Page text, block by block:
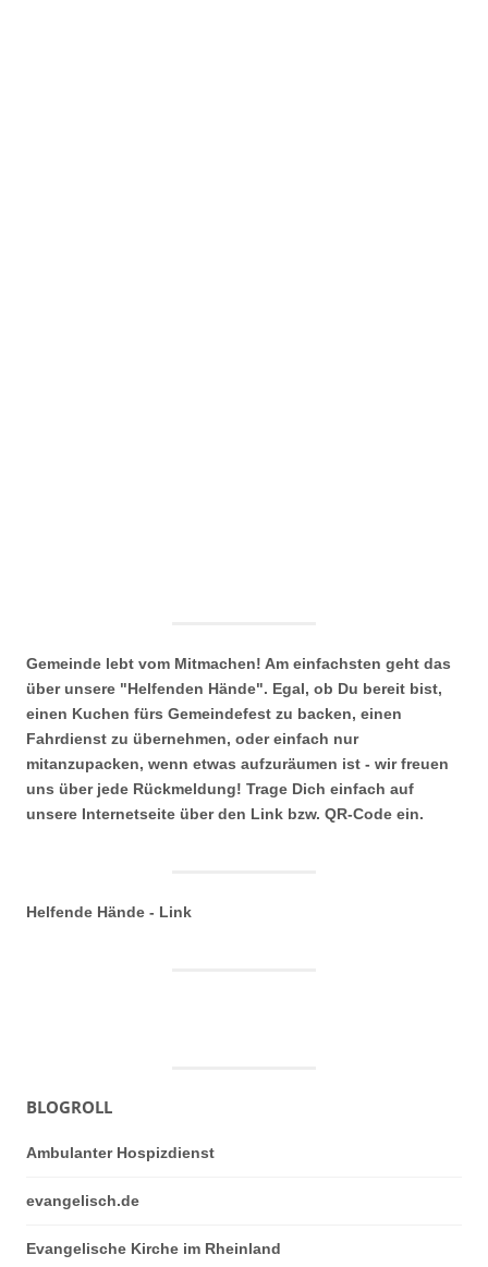
Gemeinde lebt vom Mitmachen! Am einfachsten geht das
über unsere "Helfenden Hände". Egal, ob Du bereit bist,
einen Kuchen fürs Gemeindefest zu backen, einen
Fahrdienst zu übernehmen, oder einfach nur
mitanzupacken, wenn etwas aufzuräumen ist - wir freuen
uns über jede Rückmeldung! Trage Dich einfach auf
unsere Internetseite über den Link bzw. QR-Code ein.
Helfende Hände - Link
BLOGROLL
Ambulanter Hospizdienst
evangelisch.de
Evangelische Kirche im Rheinland